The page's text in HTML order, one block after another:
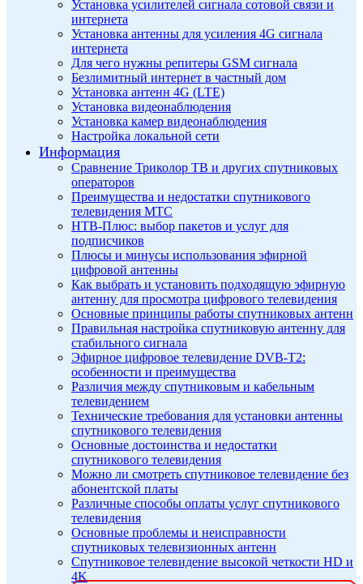
Установка усилителей сигнала сотовой связи и
интернета
Установка антенны для усиления 4G сигнала
интернета
Для чего нужны репитеры GSM сигнала
Безлимитный интернет в частный дом
Установка антенн 4G (LTE)
Установка видеонаблюдения
Установка камер видеонаблюдения
Настройка локальной сети
Информация
Сравнение Триколор ТВ и других спутниковых
операторов
Преимущества и недостатки спутникового
телевидения МТС
НТВ-Плюс: выбор пакетов и услуг для
подписчиков
Плюсы и минусы использования эфирной
цифровой антенны
Как выбрать и установить подходящую эфирную
антенну для просмотра цифрового телевидения
Основные принципы работы спутниковых антенн
Правильная настройка спутниковую антенну для
стабильного сигнала
Эфирное цифровое телевидение DVB-T2:
особенности и преимущества
Различия между спутниковым и кабельным
телевидением
Технические требования для установки антенны
спутникового телевидения
Основные достоинства и недостатки
спутникового телевидения
Можно ли смотреть спутниковое телевидение без
абонентской платы
Различные способы оплаты услуг спутникового
телевидения
Основные проблемы и неисправности
спутниковых телевизионных антенн
Спутниковое телевидение высокой четкости HD и
4K